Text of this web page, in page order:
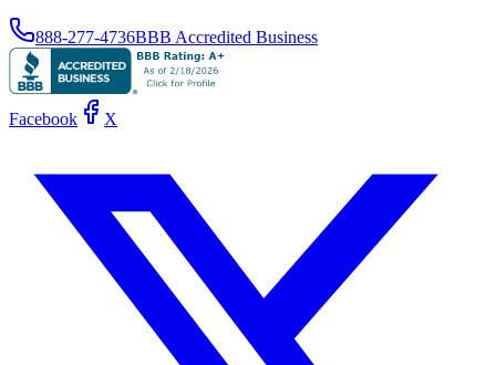
888-277-4736BBB Accredited Business
Facebook X